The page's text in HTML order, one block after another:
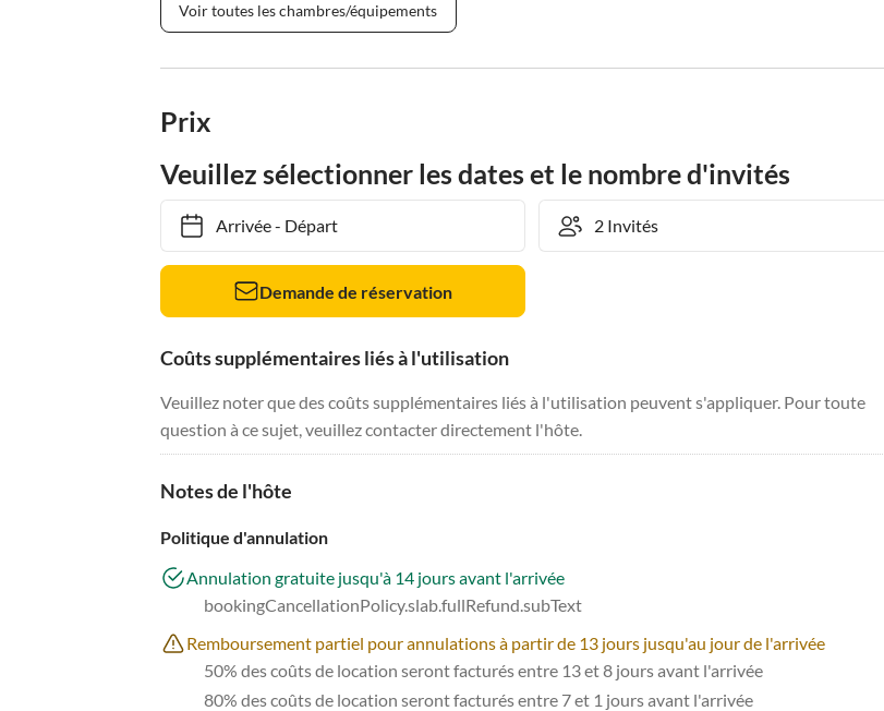
Voir toutes les chambres/équipements
Prix
Veuillez sélectionner les dates et le nombre d'invités
Arrivée- Départ
Demande de réservation
Coûts supplémentaires liés à l'utilisation
Veuillez noter que des coûts supplémentaires liés à l'utilisation peuvent s'appliquer. Pour toute
question à ce sujet, veuillez contacter directement l'hôte.
Notes de l'hôte
Politique d'annulation
Annulation gratuite jusqu'à 14 jours avant l'arrivée
bookingCancellationPolicy.slab.fullRefund.subText
Remboursement partiel pour annulations à partir de 13 jours jusqu'au jour de l'arrivée
50% des coûts de location seront facturés entre 13 et 8 jours avant l'arrivée
80% des coûts de location seront facturés entre 7 et 1 jours avant l'arrivée